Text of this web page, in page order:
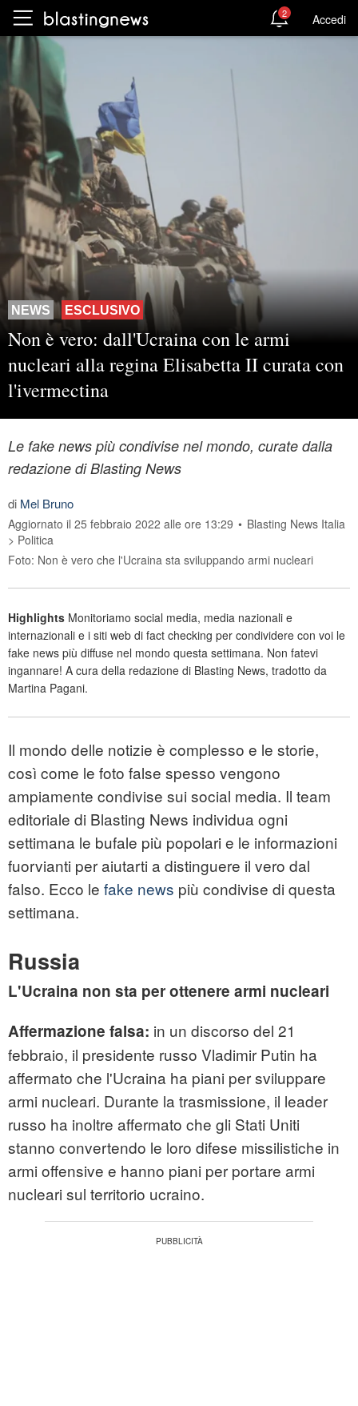
2 Accedi
NEWS ESCLUSIVO
Non è vero: dall'Ucraina con le armi
nucleari alla regina Elisabetta II curata con
l'ivermectina
Le fake news più condivise nel mondo, curate dalla
redazione di Blasting News
di Mel Bruno
Aggiornato il 25 febbraio 2022 alle ore 13:29 • Blasting News Italia
> Politica
Foto: Non è vero che l'Ucraina sta sviluppando armi nucleari
Highlights Monitoriamo social media, media nazionali e
internazionali e i siti web di fact checking per condividere con voi le
fake news più diffuse nel mondo questa settimana. Non fatevi
ingannare! A cura della redazione di Blasting News, tradotto da
Martina Pagani.
Il mondo delle notizie è complesso e le storie,
così come le foto false spesso vengono
ampiamente condivise sui social media. Il team
editoriale di Blasting News individua ogni
settimana le bufale più popolari e le informazioni
fuorvianti per aiutarti a distinguere il vero dal
falso. Ecco le fake news più condivise di questa
settimana.
Russia
L'Ucraina non sta per ottenere armi nucleari
Affermazione falsa: in un discorso del 21
febbraio, il presidente russo Vladimir Putin ha
affermato che l'Ucraina ha piani per sviluppare
armi nucleari. Durante la trasmissione, il leader
russo ha inoltre affermato che gli Stati Uniti
stanno convertendo le loro difese missilistiche in
armi offensive e hanno piani per portare armi
nucleari sul territorio ucraino.